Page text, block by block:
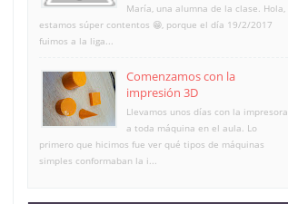
María, una alumna de la clase. Hola,
estamos súper contentos 😁, porque el día 19/2/2017
fuimos a la liga...
Comenzamos con la
impresión 3D
Llevamos unos días con la impresora
a toda máquina en el aula. Lo
primero que hicimos fue ver qué tipos de máquinas
simples conformaban la i...